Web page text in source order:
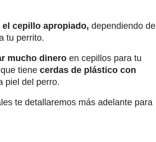
el cepillo apropiado, dependiendo de
tu perrito.
mucho dinero en cepillos para tu
tiene cerdas de plástico con
piel del perro.
te detallaremos más adelante para